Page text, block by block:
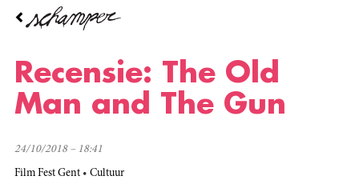
Overslaan
inhoud
gaanRecensie: The Old
Man and The Gun
24/10/2018 – 18:41
Film Fest Gent Cultuur